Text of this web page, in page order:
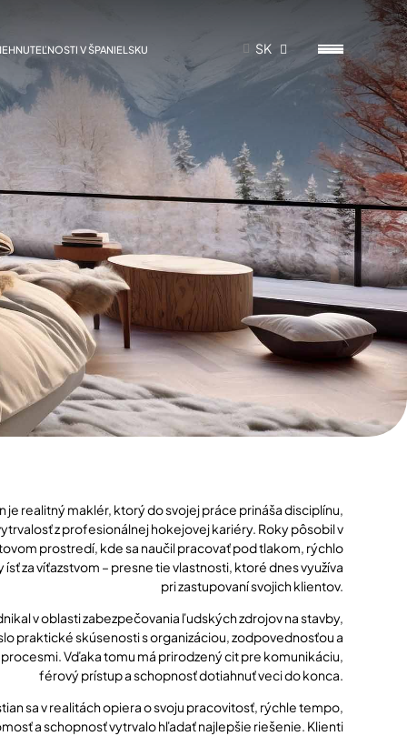
V ŠPANIELSKU SK
je realitný maklér, ktorý do svojej práce prináša disciplínu,
z profesionálnej hokejovej kariéry. Roky pôsobil v
prostredí, kde sa naučil pracovať pod tlakom, rýchlo
ísť za víťazstvom – presne tie vlastnosti, ktoré dnes využíva
pri zastupovaní svojich klientov.
v oblasti zabezpečovania ľudských zdrojov na stavby,
praktické skúsenosti s organizáciou, zodpovednosťou a
Vďaka tomu má prirodzený cit pre komunikáciu,
férový prístup a schopnosť dotiahnuť veci do konca.
sa v realitách opiera o svoju pracovitosť, rýchle tempo,
a schopnosť vytrvalo hľadať najlepšie riešenie. Klienti